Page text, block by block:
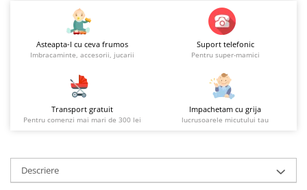
Asteapta-l cu ceva frumos
Imbracaminte, accesorii, jucarii
Suport telefonic
Pentru super-mamici
Transport gratuit
Pentru comenzi mai mari de 300 lei
Impachetam cu grija
lucrusoarele micutului tau
Descriere